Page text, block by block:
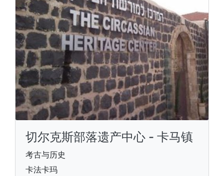
切尔克斯部落遗产中心 - 卡马镇
考古与历史
卡法卡玛